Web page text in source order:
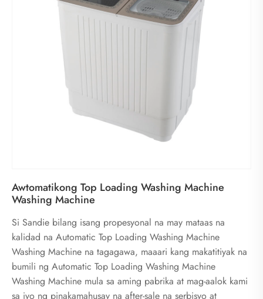
Awtomatikong Top Loading Washing Machine
Washing Machine
Si Sandie bilang isang propesyonal na may mataas na
kalidad na Automatic Top Loading Washing Machine
Washing Machine na tagagawa, maaari kang makatitiyak na
bumili ng Automatic Top Loading Washing Machine
Washing Machine mula sa aming pabrika at mag-aalok kami
sa iyo ng pinakamahusay na after-sale na serbisyo at